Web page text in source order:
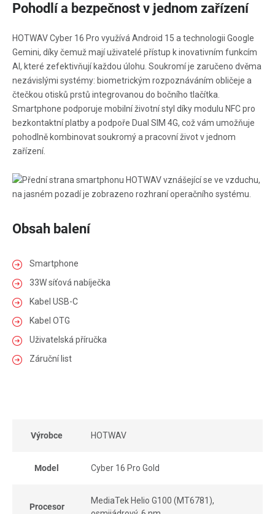
Pohodlí a bezpečnost v jednom zařízení
HOTWAV Cyber 16 Pro využívá Android 15 a technologii Google
Gemini, díky čemuž mají uživatelé přístup k inovativním funkcím
AI, které zefektivňují každou úlohu. Soukromí je zaručeno dvěma
nezávislými systémy: biometrickým rozpoznáváním obličeje a
čtečkou otisků prstů integrovanou do bočního tlačítka.
Smartphone podporuje mobilní životní styl díky modulu NFC pro
bezkontaktní platby a podpoře Dual SIM 4G, což vám umožňuje
pohodlně kombinovat soukromý a pracovní život v jednom
zařízení.
Obsah balení
Smartphone
33W síťová nabíječka
Kabel USB-C
Kabel OTG
Uživatelská příručka
Záruční list
Výrobce HOTWAV
Model Cyber 16 Pro Gold
Procesor
MediaTek Helio G100 (MT6781),